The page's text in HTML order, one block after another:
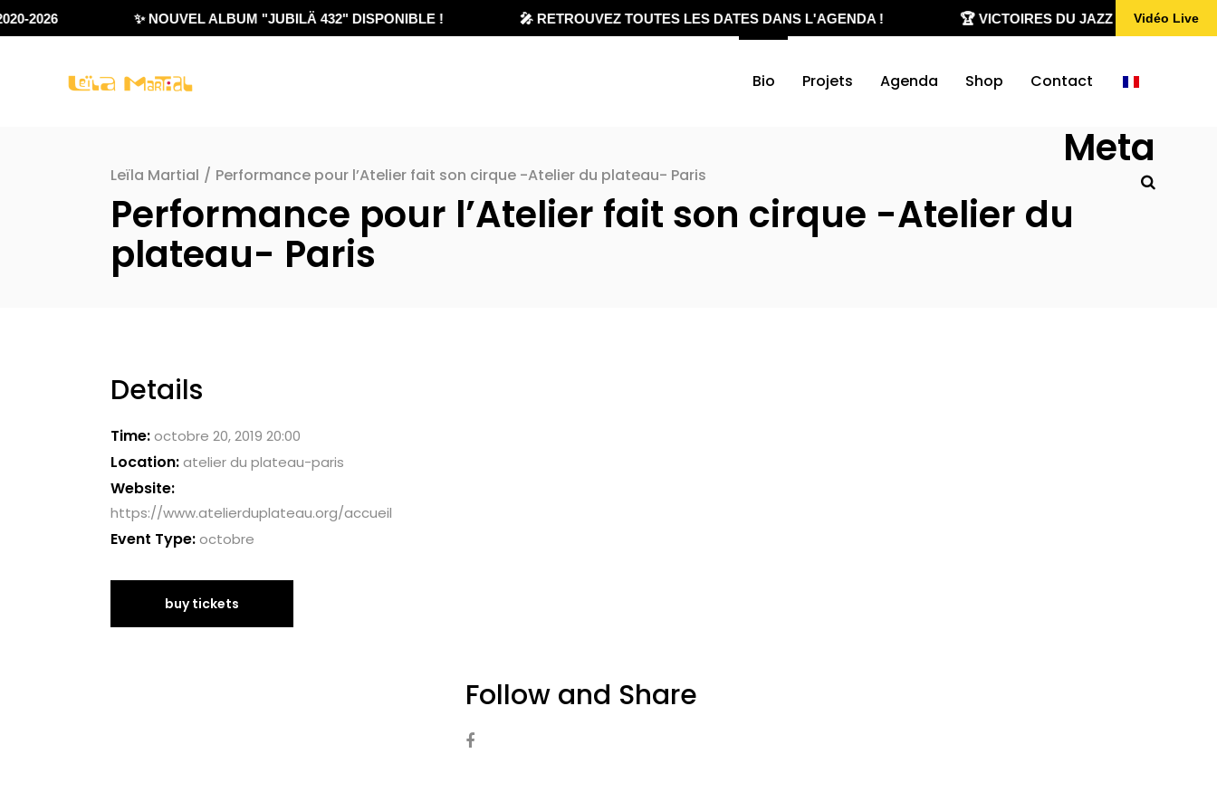
2026 ✨ NOUVEL ALBUM "JUBILÄ 432" DISPONIBLE ! 🎤 RETROUVEZ TOUTES LES DATES DANS L'AGENDA ! 🏆 VICTOIRES DU JAZZ 2020-2026Vidéo Live
Bio Projets Agenda Shop Contact
Meta
Leïla Martial / Performance pour l’Atelier fait son cirque -Atelier du plateau- Paris
Performance pour l’Atelier fait son cirque -Atelier du
plateau- Paris
Details
Time:octobre 20, 2019 20:00
Location:atelier du plateau-paris
Website:
https://www.atelierduplateau.org/accueil
Event Type:octobre
buy tickets
Follow and Share